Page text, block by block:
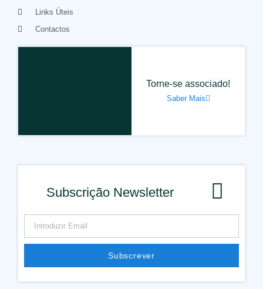
Links Úteis
Contactos
Torne-se associado!
Saber Mais
Subscrição Newsletter
Subscrever